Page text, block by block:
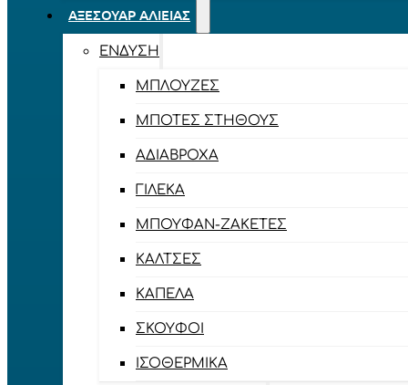
ΑΞΕΣΟΥΆΡ ΑΛΙΕΊΑΣ
ΈΝΔΥΣΗ
ΜΠΛΟΎΖΕΣ
ΜΠΌΤΕΣ ΣΤΉΘΟΥΣ
ΑΔΙΆΒΡΟΧΑ
ΓΙΛΈΚΑ
ΜΠΟΥΦΆΝ-ΖΑΚΈΤΕΣ
ΚΆΛΤΣΕΣ
ΚΑΠΈΛΑ
ΣΚΟΎΦΟΙ
ΙΣΟΘΕΡΜΙΚΆ